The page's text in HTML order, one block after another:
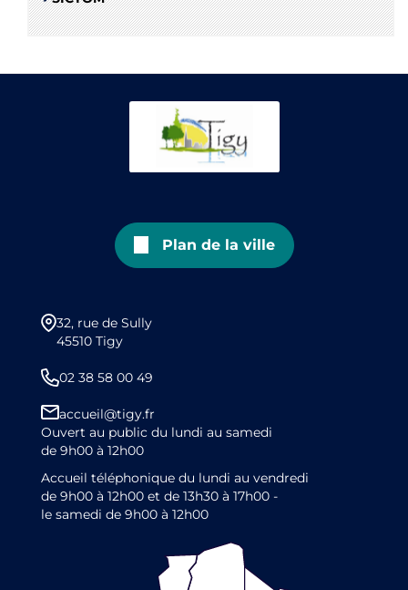
Plan de la ville
32, rue de Sully
45510 Tigy
02 38 58 00 49
accueil@tigy.fr
Ouvert au public du lundi au samedi
de 9h00 à 12h00
Accueil téléphonique du lundi au vendredi
de 9h00 à 12h00 et de 13h30 à 17h00 -
le samedi de 9h00 à 12h00